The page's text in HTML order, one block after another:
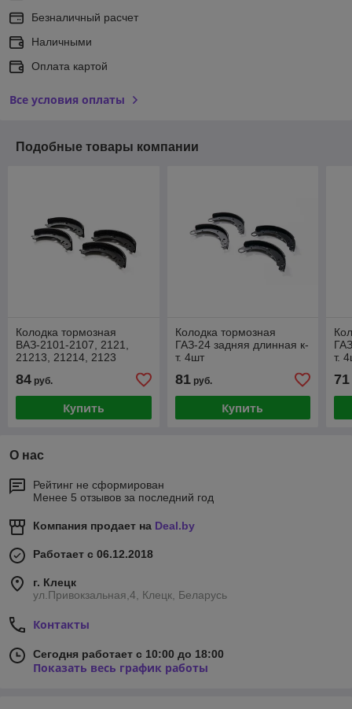
Безналичный расчет
Наличными
Оплата картой
Все условия оплаты
Подобные товары компании
Колодка тормозная
ВАЗ-2101-2107, 2121,
21213, 21214, 2123
84 руб.
Купить
Колодка тормозная
ГАЗ-24 задняя длинная к-
т. 4шт
81руб.
Купить
т.
71
О нас
Рейтинг не сформирован
Менее 5 отзывов за последний год
Компания продает на Deal.by
Работает с 06.12.2018
г. Клецк
ул.Привокзальная,4, Клецк, Беларусь
Контакты
Сегодня работает с 10:00 до 18:00
Показать весь график работы